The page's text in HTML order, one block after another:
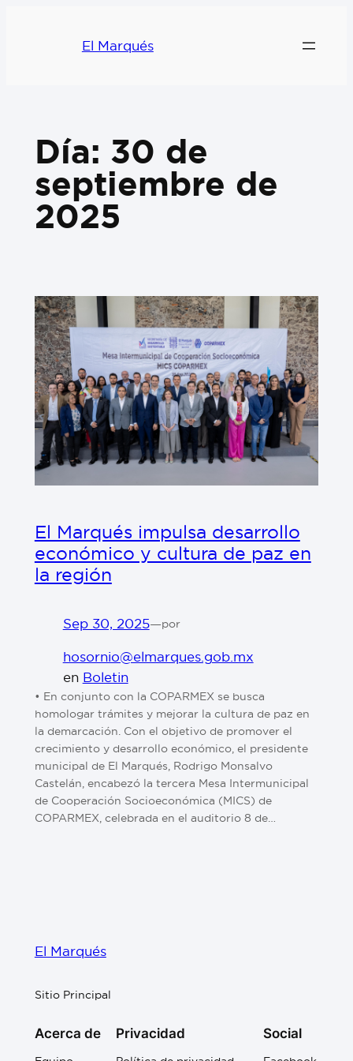
El Marqués
Día: 30 de
septiembre de
2025
El Marqués impulsa desarrollo
económico y cultura de paz en
la región
Sep 30, 2025—por
hosornio@elmarques.gob.mx
en Boletin
•⁠ ⁠En conjunto con la COPARMEX se busca
homologar trámites y mejorar la cultura de paz en
la demarcación. Con el objetivo de promover el
crecimiento y desarrollo económico, el presidente
municipal de El Marqués, Rodrigo Monsalvo
Castelán, encabezó la tercera Mesa Intermunicipal
de Cooperación Socioeconómica (MICS) de
COPARMEX, celebrada en el auditorio 8 de…
El Marqués
Sitio Principal
Acerca de Privacidad Social